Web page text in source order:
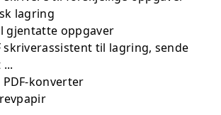
lagring
gjentatte oppgaver
skriverassistent til lagring, sende
konverter